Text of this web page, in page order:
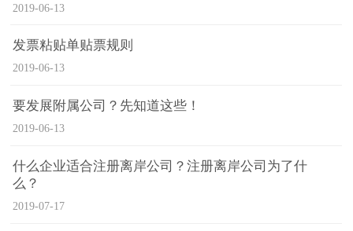
2019-06-13
发票粘贴单贴票规则
2019-06-13
要发展附属公司？先知道这些！
2019-06-13
什么企业适合注册离岸公司？注册离岸公司为了什
么？
2019-07-17